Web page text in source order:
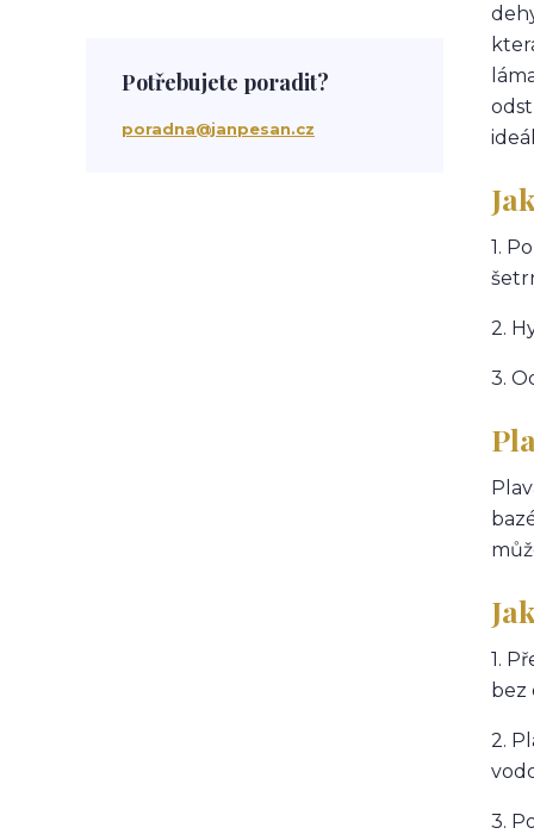
Jan Pešan
složení
uv ochrana
suchá vlasová péče
Potřebujete poradit?
poradna@janpesan.cz
1.
2.
3.
1.
bez
2.
3.